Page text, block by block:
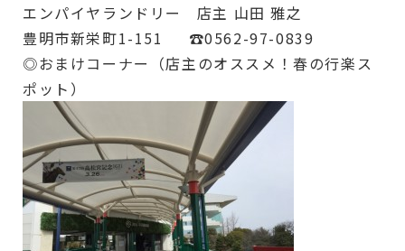
エンパイヤランドリー 店主 山田 雅之
豊明市新栄町1-151 ☎︎0562-97-0839
◎おまけコーナー（店主のオススメ！春の行楽ス
ポット）